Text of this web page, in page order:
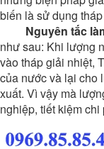
biến là sử dụng
Nguyên tắc
như sau: Khi lượng
vào tháp giải nhiệt,
của nước và lại cho
xuất. Vì vậy mà
nghiệp, tiết kiệm